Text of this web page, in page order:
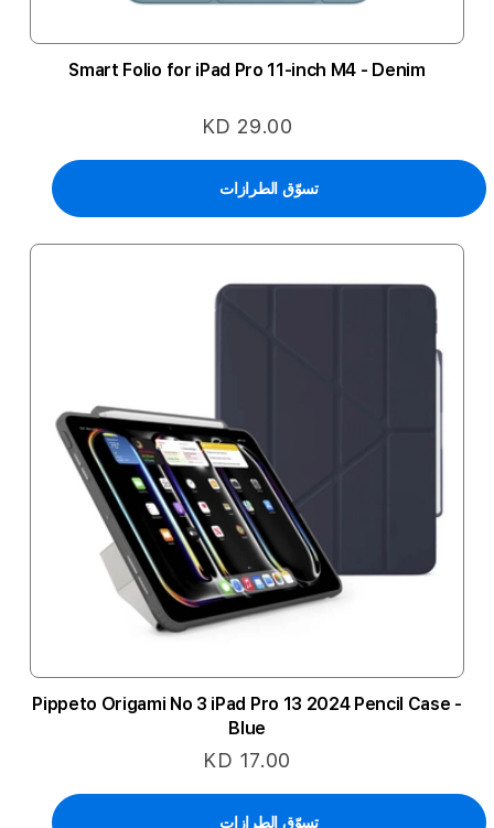
Smart Folio for iPad Pro 11-inch M4 - Denim
KD 29.00
تسوّق الطرازات
Pippeto Origami No 3 iPad Pro 13 2024 Pencil Case -
Blue
KD 17.00
تسوّق الطرازات